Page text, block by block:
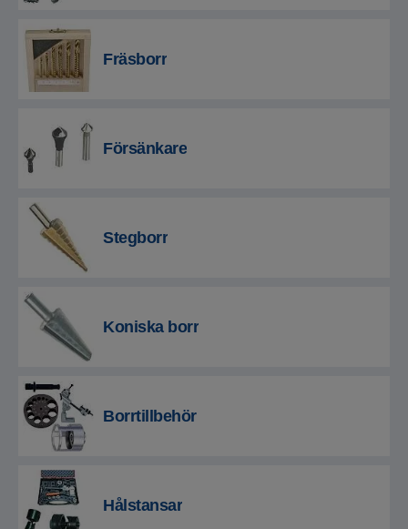
Fräsborr
Försänkare
Stegborr
Koniska borr
Borrtillbehör
Hålstansar